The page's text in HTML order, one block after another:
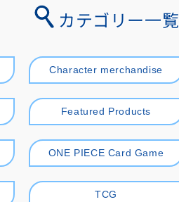
カテゴリー一覧
Character merchandise
Featured Products
ONE PIECE Card Game
TCG